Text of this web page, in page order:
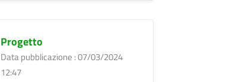
Progetto
Data pubblicazione : 07/03/2024
12:47